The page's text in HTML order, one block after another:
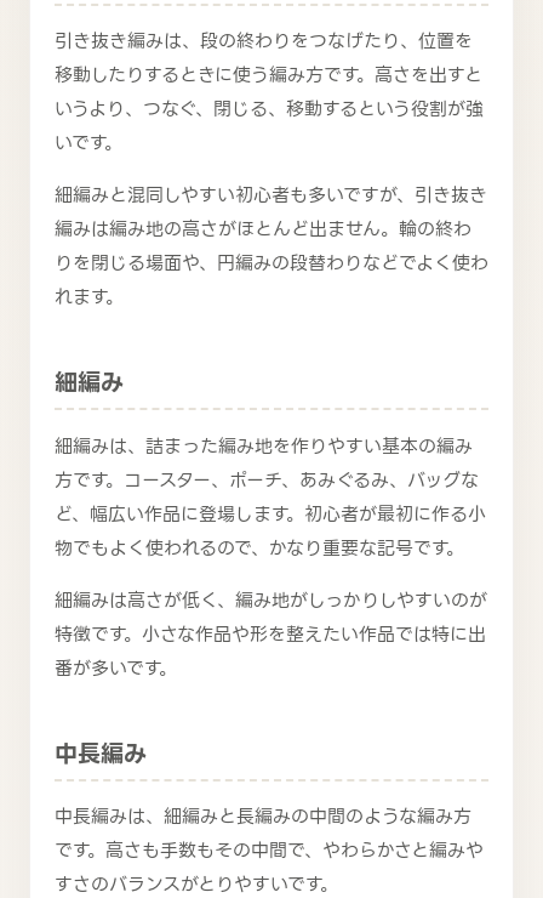
引き抜き編みは、段の終わりをつなげたり、位置を
移動したりするときに使う編み方です。高さを出すと
いうより、つなぐ、閉じる、移動するという役割が強
いです。
細編みと混同しやすい初心者も多いですが、引き抜き
編みは編み地の高さがほとんど出ません。輪の終わ
りを閉じる場面や、円編みの段替わりなどでよく使わ
れます。
細編み
細編みは、詰まった編み地を作りやすい基本の編み
方です。コースター、ポーチ、あみぐるみ、バッグな
ど、幅広い作品に登場します。初心者が最初に作る小
物でもよく使われるので、かなり重要な記号です。
細編みは高さが低く、編み地がしっかりしやすいのが
特徴です。小さな作品や形を整えたい作品では特に出
番が多いです。
中長編み
中長編みは、細編みと長編みの中間のような編み方
です。高さも手数もその中間で、やわらかさと編みや
すさのバランスがとりやすいです。